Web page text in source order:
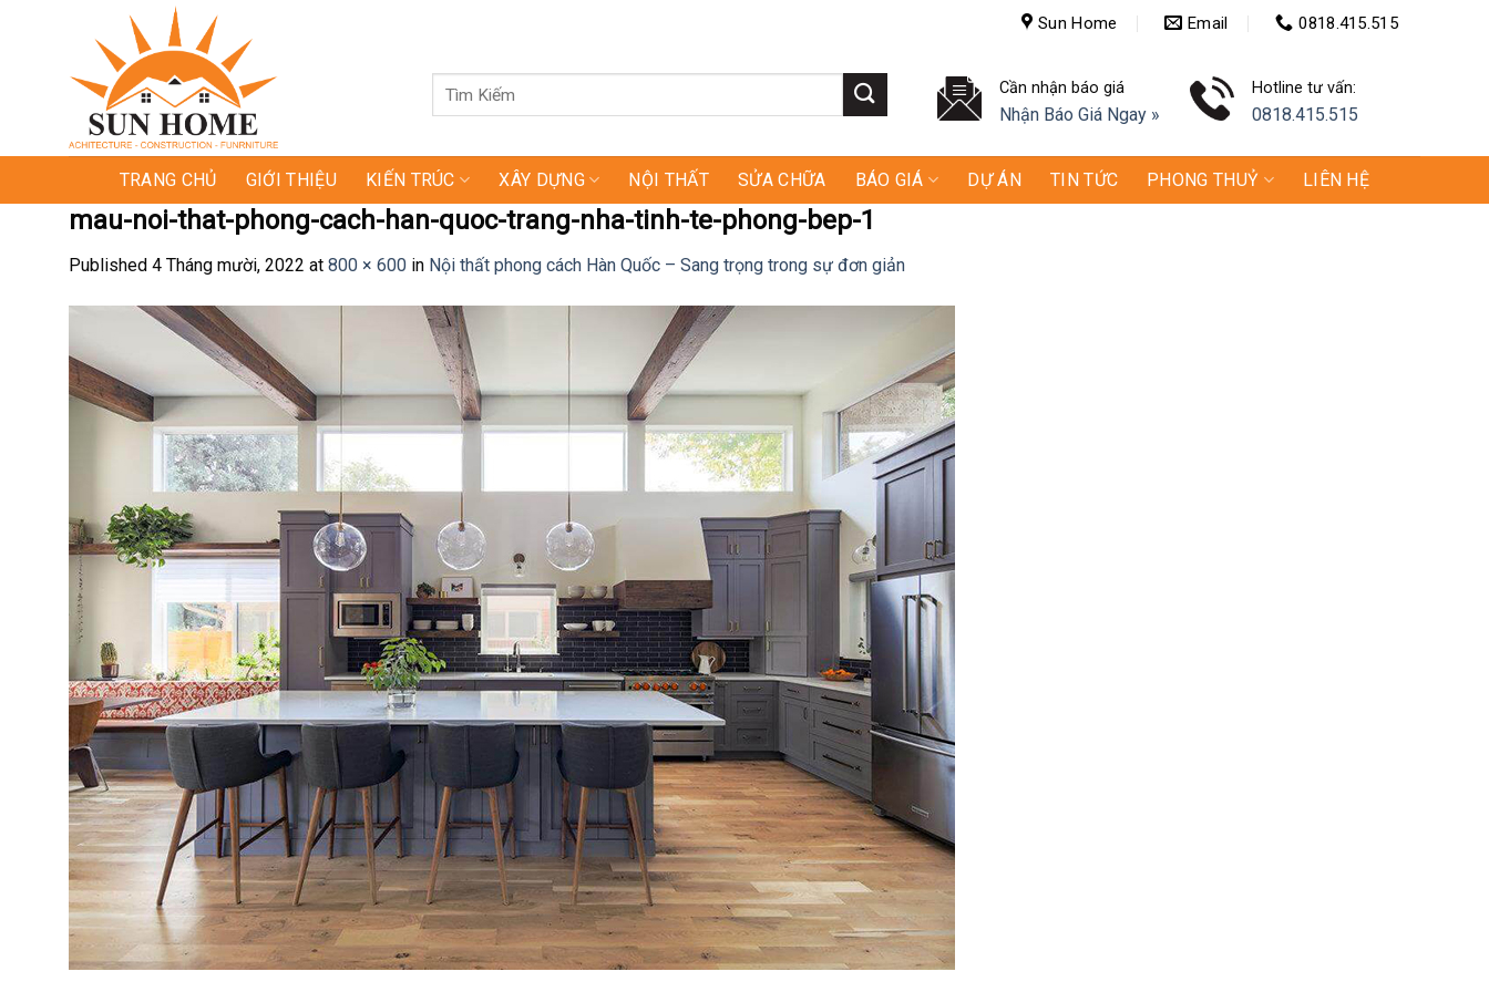
Sun Home Email 0818.415.515
Tìm
Cần nhận báo giá
Nhận Báo Giá Ngay »
Hotline tư vấn:
0818.415.515
TRANG CHỦ GIỚI THIỆU KIẾN TRÚC XÂY DỰNG NỘI THẤT SỬA CHỮA BÁO GIÁ DỰ ÁN TIN TỨC PHONG THUỶ LIÊN HỆ
mau-noi-that-phong-cach-han-quoc-trang-nha-tinh-te-phong-bep-1
Published 4 Tháng mười, 2022 at 800 × 600 in Nội thất phong cách Hàn Quốc – Sang trọng trong sự đơn giản